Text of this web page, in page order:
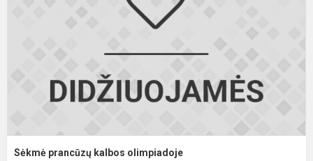
Sėkmė prancūzų kalbos olimpiadoje